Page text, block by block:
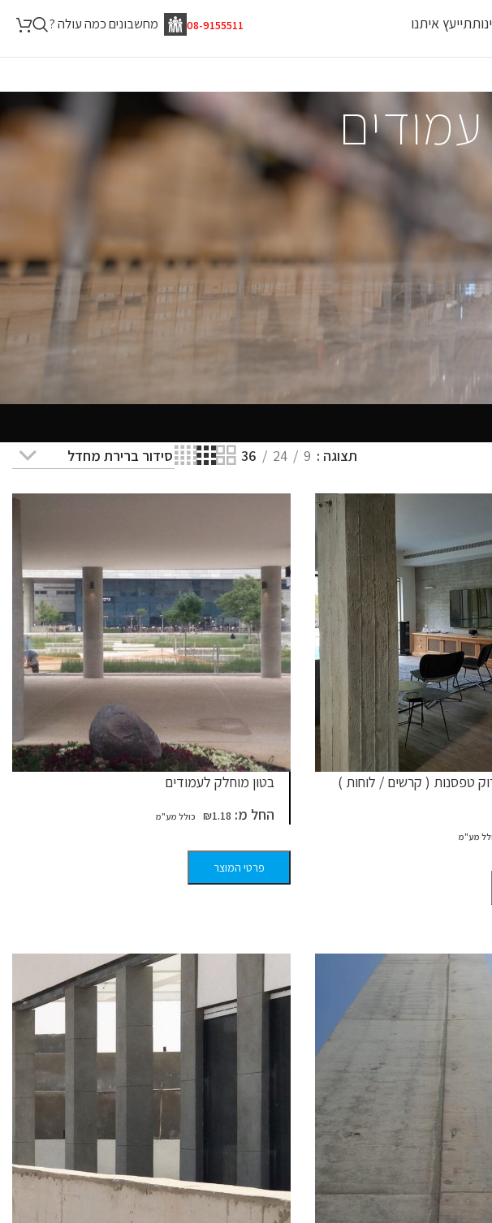
תתייעץ איתנו 08-9155511 מחשבונים כמה עולה ?
תצוגה 9
24
36
בטון מוחלק לעמודים
החל מ:
₪1.18
פרטי המוצר
טפסנות ( קרשים / לוחות )